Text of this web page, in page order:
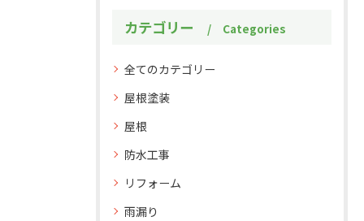
カテゴリー Categories
全てのカテゴリー
屋根塗装
屋根
防水工事
リフォーム
雨漏り